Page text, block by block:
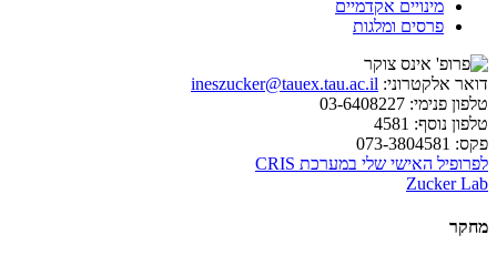
מינויים אקדמיים
פרסים ומלגות
דואר אלקטרוני: ineszucker@tauex.tau.ac.il
טלפון פנימי:
טלפון נוסף:
פקס:
לפרופיל האישי שלי במערכת CRIS
Zucker Lab
מחקר